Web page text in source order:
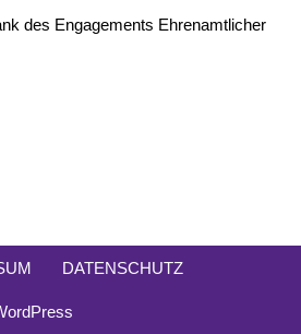
des Engagements Ehrenamtlicher
DATENSCHUTZ